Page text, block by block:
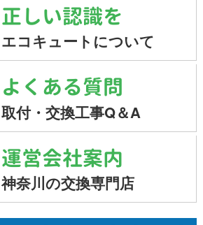
正しい認識を
エコキュートについて
よくある質問
取付・交換工事Q＆A
運営会社案内
神奈川の交換専門店